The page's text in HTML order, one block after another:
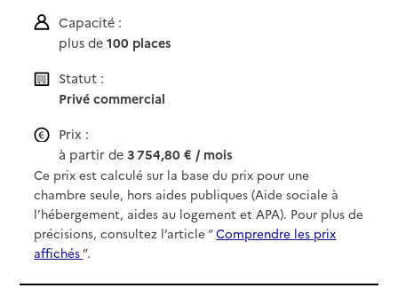
Capacité :
plus de100 places
Statut :
Privé commercial
Prix :
à partir de3 754,80 € / mois
Ce prix est calculé sur la base du prix pour une
chambre seule, hors aides publiques (Aide sociale à
l’hébergement, aides au logement et APA). Pour plus de
précisions, consultez l’article “Comprendre les prix
affichés”.